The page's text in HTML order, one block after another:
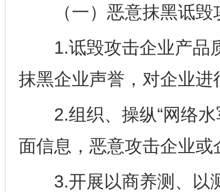
（一）恶意抹黑诋毁
1.诋毁攻击企业产品
抹黑企业声誉，对企业进
2.组织、操纵“网络水
面信息，恶意攻击企业或
3.开展以商养测、以